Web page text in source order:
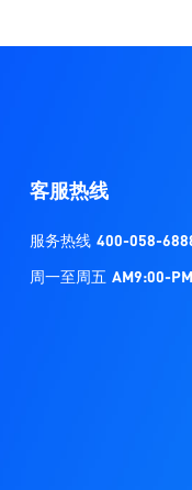
客服热线
服务热线 400-058-
周一至周五 AM9:00-